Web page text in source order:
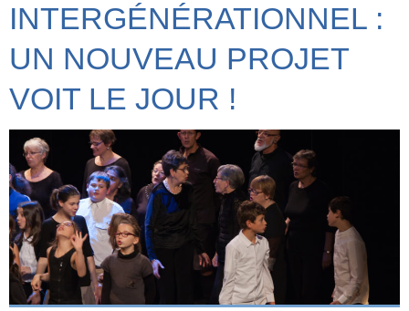
INTERGÉNÉRATIONNEL :
UN NOUVEAU PROJET
VOIT LE JOUR !